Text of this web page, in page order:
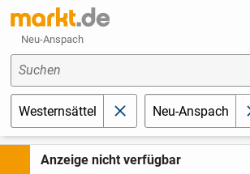
Neu-Anspach
Anzeige nicht verfügbar
Suchen
Westernsättel schließenNeu-Anspach